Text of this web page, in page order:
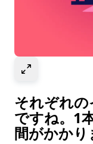
それぞれ
ですね。1
間がかかり